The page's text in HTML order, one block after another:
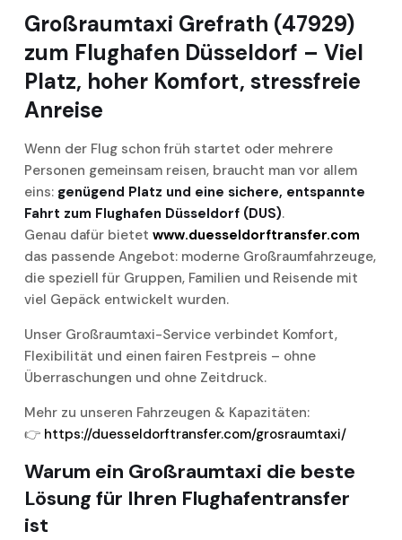
Großraumtaxi Grefrath (47929)
zum Flughafen Düsseldorf – Viel
Platz, hoher Komfort, stressfreie
Anreise
Wenn der Flug schon früh startet oder mehrere
Personen gemeinsam reisen, braucht man vor allem
eins: genügend Platz und eine sichere, entspannte
Fahrt zum Flughafen Düsseldorf (DUS).
Genau dafür bietet www.duesseldorftransfer.com
das passende Angebot: moderne Großraumfahrzeuge,
die speziell für Gruppen, Familien und Reisende mit
viel Gepäck entwickelt wurden.
Unser Großraumtaxi-Service verbindet Komfort,
Flexibilität und einen fairen Festpreis – ohne
Überraschungen und ohne Zeitdruck.
Mehr zu unseren Fahrzeugen & Kapazitäten:
👉 https://duesseldorftransfer.com/grosraumtaxi/
Warum ein Großraumtaxi die beste
Lösung für Ihren Flughafentransfer
ist